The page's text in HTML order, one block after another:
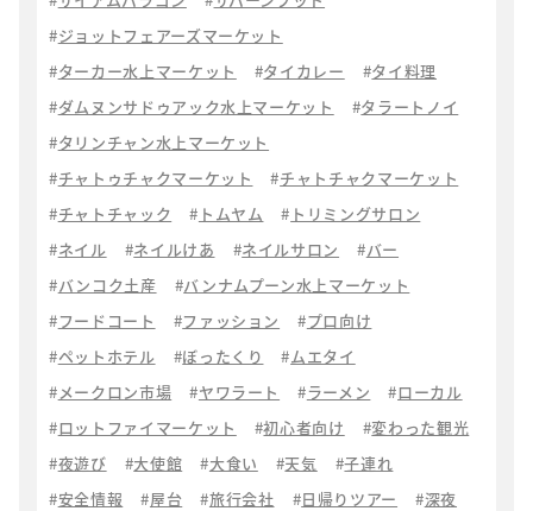
ジョットフェアーズマーケット
ターカー水上マーケット
タイカレー
タイ料理
ダムヌンサドゥアック水上マーケット
タラートノイ
タリンチャン水上マーケット
チャトゥチャクマーケット
チャトチャクマーケット
チャトチャック
トムヤム
トリミングサロン
ネイル
ネイルけあ ネイルサロン
バー
バンコク土産
バンナムプーン水上マーケット
フードコート
ファッション
プロ向け
ペットホテル
ぼったくり
ムエタイ
メークロン市場
ヤワラート ラーメン
ローカル
ロットファイマーケット
初心者向け
変わった観光
夜遊び
大使館 大食い 天気
子連れ
安全情報
屋台 旅行会社 日帰りツアー
深夜